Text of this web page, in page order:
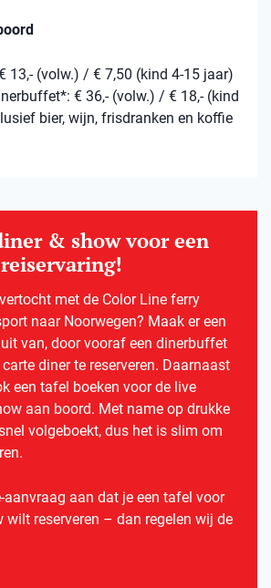
13,- (volw.) / € 7,50 (kind 4-15 jaar)
€ 36,- (volw.) / € 18,- (kind
bier, wijn, frisdranken en koffie
& show voor een
met de Color Line ferry
naar Noorwegen? Maak er een
van, door vooraf een dinerbuffet
diner te reserveren. Daarnaast
een tafel boeken voor de live
aan boord. Met name op drukke
volgeboekt, dus het is slim om
aanvraag aan dat je een tafel voor
reserveren – dan regelen wij de